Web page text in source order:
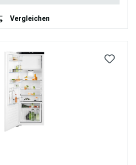
Vergleichen